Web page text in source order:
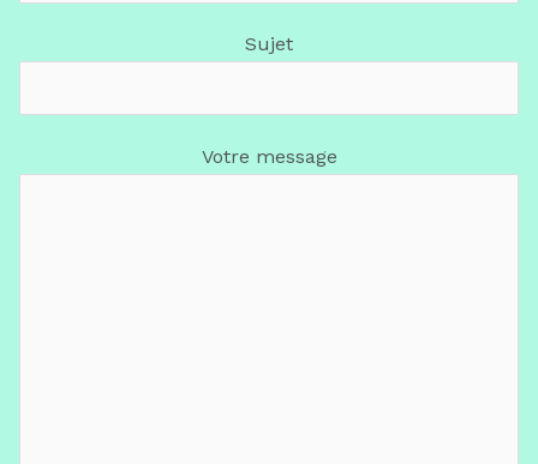
Sujet
Votre message